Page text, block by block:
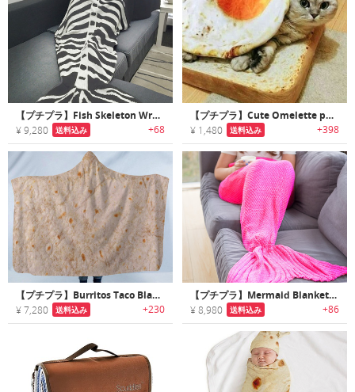
【プチプラ】Fish Skeleton Wrap｜ハロウィンに最適なマーメイド骨格標本ブランケット
¥ 9,280 送料込み +68
【プチプラ】Cute Omelette pet Blanket｜超リアルな目玉焼きプリントペット用ブランケット
¥ 1,480 送料込み +398
【プチプラ】Burritos Taco Blanket｜リアルなブリトータコスプリントブランケット
¥ 7,280 送料込み +230
【プチプラ】Mermaid Blanket｜足元を暖かく包み込むマーメイドブランケット
¥ 8,980 送料込み +86